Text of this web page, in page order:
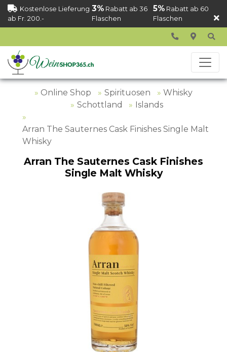
Kostenlose Lieferung
ab Fr. 200.-
3% Rabatt ab 36
Flaschen
5%Rabatt ab 60
Flaschen
Online Shop Spirituosen
Whisky
Schottland
Islands
Arran The Sauternes Cask Finishes Single Malt
Whisky
Arran The Sauternes Cask Finishes
Single Malt Whisky